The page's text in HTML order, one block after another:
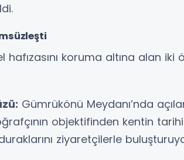
hafızasını koruma altına alan iki
Gümrükönü Meydanı’nda
objektifinden kentin tarihi
ziyaretçilerle